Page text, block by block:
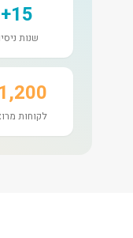
15+
שנות
לקוחות